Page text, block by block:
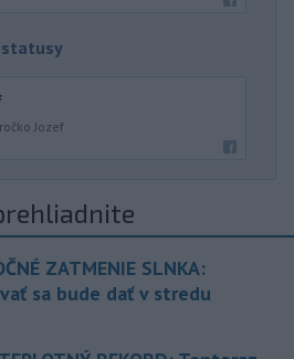
statusy
Jozef
ZATMENIE SLNKA:
sa bude dať v stredu